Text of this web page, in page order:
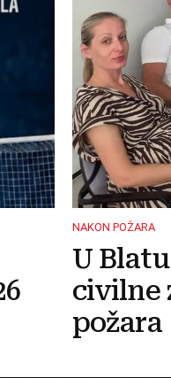
NAKON POŽARA
U
civilne
požara